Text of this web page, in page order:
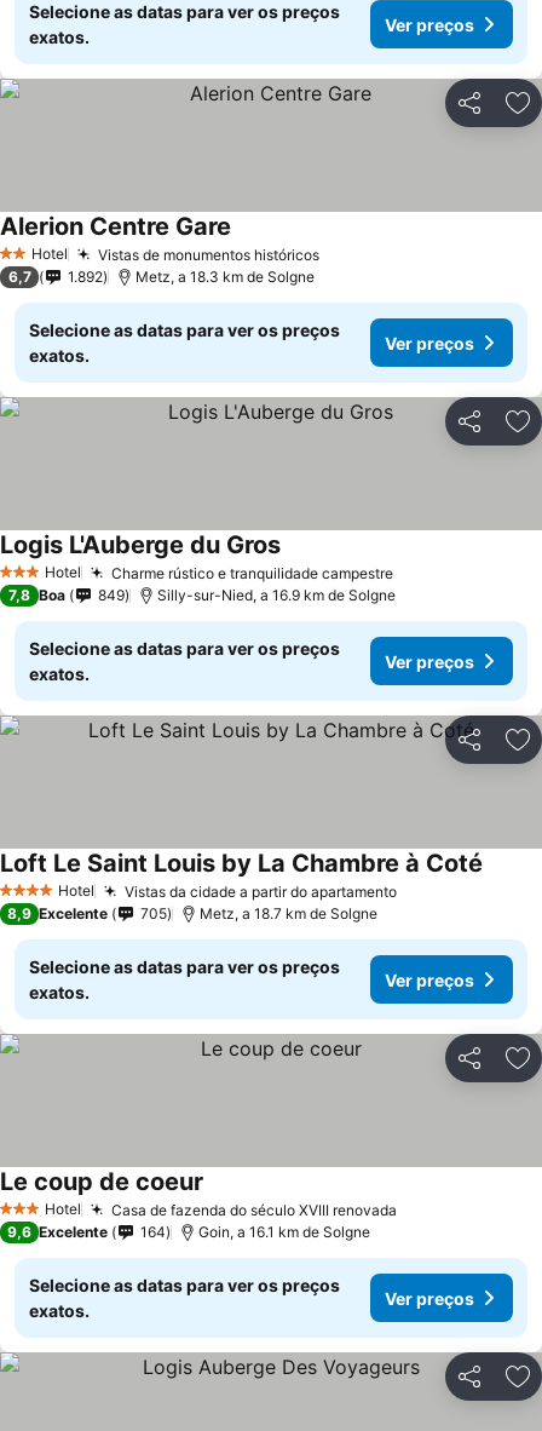
Selecione as datas para ver os preços
exatos.
Ver preços
Partilhar
2 Estrelas
Hotel Vistas de monumentos históricosVer preços
Alerion Centre Gare
6,7 1.892 Metz, a 18.3 km de Solgne
Selecione as datas para ver os preços
exatos.
Ver preços
Partilhar
3 EstrelasHotel Charme rústico e tranquilidade campestreVer preços
Logis L'Auberge du GrosVer preços
7,8 Boa 849 Silly-sur-Nied, a 16.9 km de Solgne
Selecione as datas para ver os preços
exatos.
Ver preços
Partilhar
4 EstrelasHotel Vistas da cidade a partir do apartamentoVer preços
Loft Le Saint Louis by La Chambre à Coté
8,9 Excelente 705 Metz, a 18.7 km de Solgne
Selecione as datas para ver os preços
exatos.
Ver preços
Partilhar
3 EstrelasHotel Casa de fazenda do século XVIII renovada
Le coup de coeur
9,6 Excelente 164 Goin, a 16.1 km de Solgne
Selecione as datas para ver os preços
exatos.
Ver preços
Partilhar